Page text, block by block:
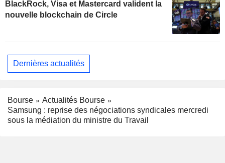
BlackRock, Visa et Mastercard valident la
nouvelle blockchain de Circle
Dernières actualités
Bourse
Actualités Bourse
Samsung : reprise des négociations syndicales mercredi
sous la médiation du ministre du Travail